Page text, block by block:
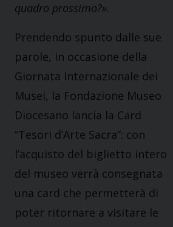
quadro prossimo?».
Prendendo spunto dalle sue
parole, in occasione della
Giornata Internazionale dei
Musei, la Fondazione Museo
Diocesano lancia la Card
“Tesori d’Arte Sacra”: con
l’acquisto del biglietto intero
del museo verrà consegnata
una card che permetterà di
poter ritornare a visitare le